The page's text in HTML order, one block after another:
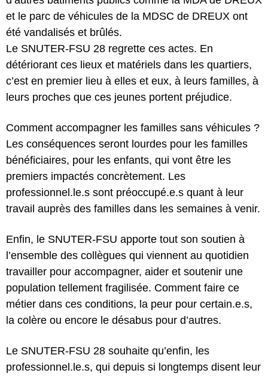
et le parc de véhicules de la MDSC de DREUX ont
été vandalisés et brûlés.
Le SNUTER-FSU 28 regrette ces actes. En
détériorant ces lieux et matériels dans les quartiers,
c’est en premier lieu à elles et eux, à leurs familles, à
leurs proches que ces jeunes portent préjudice.
Comment accompagner les familles sans véhicules ?
Les conséquences seront lourdes pour les familles
bénéficiaires, pour les enfants, qui vont être les
premiers impactés concrètement. Les
professionnel.le.s sont préoccupé.e.s quant à leur
travail auprès des familles dans les semaines à venir.
Enfin, le SNUTER-FSU apporte tout son soutien à
l’ensemble des collègues qui viennent au quotidien
travailler pour accompagner, aider et soutenir une
population tellement fragilisée. Comment faire ce
métier dans ces conditions, la peur pour certain.e.s,
la colère ou encore le désabus pour d’autres.
Le SNUTER-FSU 28 souhaite qu’enfin, les
professionnel.le.s, qui depuis si longtemps disent leur